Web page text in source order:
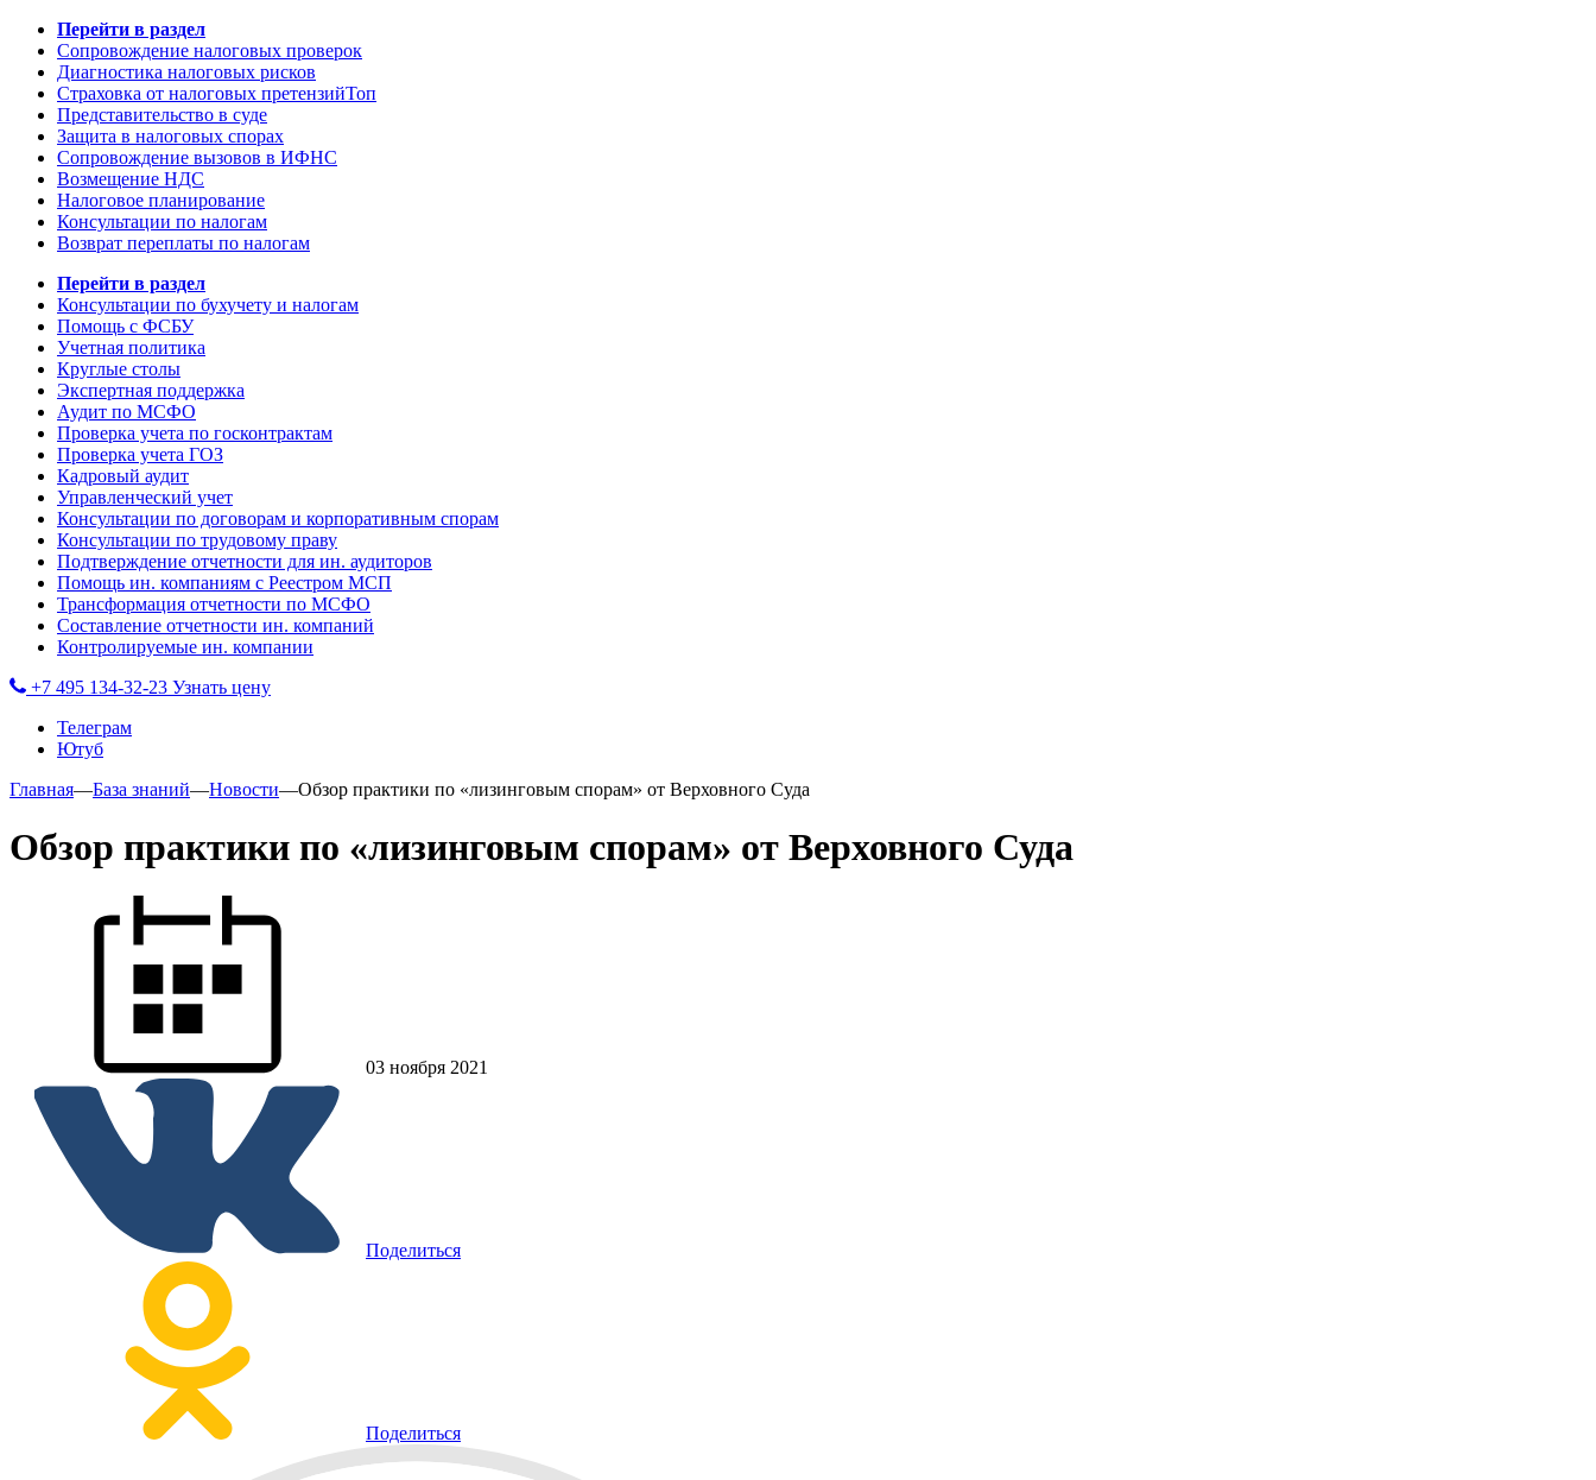
Перейти в раздел
Сопровождение налоговых проверок
Диагностика налоговых рисков
Страховка от налоговых претензийТоп
Представительство в суде
Защита в налоговых спорах
Сопровождение вызовов в ИФНС
Возмещение НДС
Налоговое планирование
Консультации по налогам
Возврат переплаты по налогам
Перейти в раздел
Консультации по бухучету и налогам
Помощь с ФСБУ
Учетная политика
Круглые столы
Экспертная поддержка
Аудит по МСФО
Проверка учета по госконтрактам
Проверка учета ГОЗ
Кадровый аудит
Управленческий учет
Консультации по договорам и корпоративным спорам
Консультации по трудовому праву
Подтверждение отчетности для ин. аудиторов
Помощь ин. компаниям с Реестром МСП
Трансформация отчетности по МСФО
Составление отчетности ин. компаний
Контролируемые ин. компании
+7 495 134-32-23 Узнать цену
Телеграм
Ютуб
Главная—База знаний—Новости—Обзор практики по «лизинговым спорам» от Верховного Суда
Обзор практики по «лизинговым спорам» от Верховного Суда
03 ноября 2021
Поделиться
Поделиться